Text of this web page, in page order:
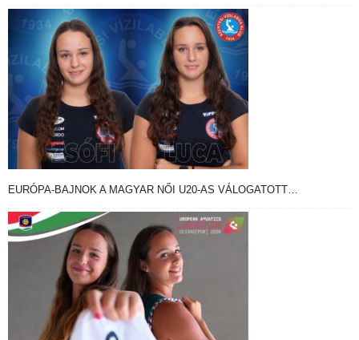
EURÓPA-BAJNOK A MAGYAR NŐI U20-AS VÁLOGATOTT…